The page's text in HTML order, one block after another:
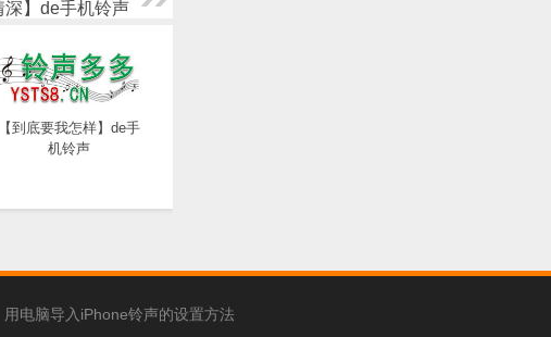
】de手机铃声
【到底要我怎样】de手
机铃声
用电脑导入iPhone铃声的设置方法